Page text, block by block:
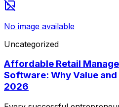
No image available
Uncategorized
Affordable Retail
Software: Why Value
2026